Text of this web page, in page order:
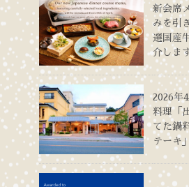
新会席
みを引
選国産
介しま
2026年
料理「
てた鍋
テーキ